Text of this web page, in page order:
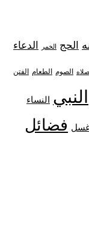
الحج الخمر الدعاء
الصوم الطعام الفتن
النبي النساء
فضائل